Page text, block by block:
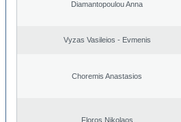
Diamantopoulou Anna
Vyzas Vasileios - Evmenis
Choremis Anastasios
Floros Nikolaos